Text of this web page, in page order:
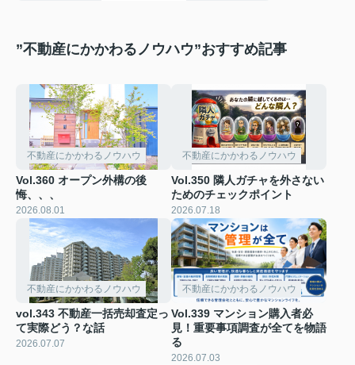
”不動産にかかわるノウハウ”おすすめ記事
不動産にかかわるノウハウ
Vol.360 オープン外構の後
悔、、、
2026.08.01
不動産にかかわるノウハウ
Vol.350 隣人ガチャを外さない
ためのチェックポイント
2026.07.18
不動産にかかわるノウハウ
vol.343 不動産一括売却査定っ
て実際どう？な話
2026.07.07
不動産にかかわるノウハウ
Vol.339 マンション購入者必
見！重要事項調査が全てを物語
る
2026.07.03